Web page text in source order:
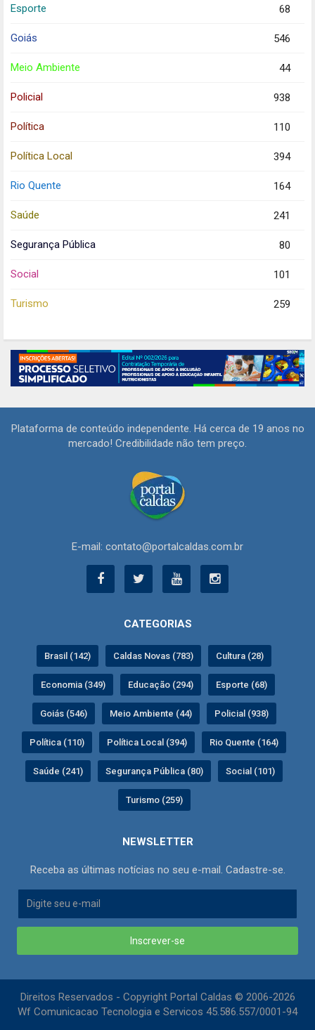
Esporte 68
Goiás 546
Meio Ambiente 44
Policial 938
Política 110
Política Local 394
Rio Quente 164
Saúde 241
Segurança Pública 80
Social 101
Turismo 259
Plataforma de conteúdo independente. Há cerca de 19 anos no
mercado! Credibilidade não tem preço.
E-mail: contato@portalcaldas.com.br
CATEGORIAS
Brasil (142) Caldas Novas (783) Cultura (28)
Economia (349) Educação (294) Esporte (68)
Goiás (546) Meio Ambiente (44) Policial (938)
Política (110) Política Local (394) Rio Quente (164)
Saúde (241) Segurança Pública (80) Social (101)
Turismo (259)
NEWSLETTER
Receba as últimas notícias no seu e-mail. Cadastre-se.
Inscrever-se
Direitos Reservados - Copyright Portal Caldas © 2006-2026
Wf Comunicacao Tecnologia e Servicos 45.586.557/0001-94